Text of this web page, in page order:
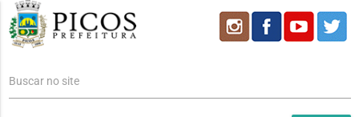
Buscar no site